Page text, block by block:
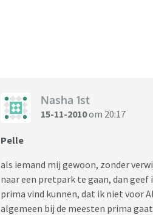
Nasha 1st
15-11-2010om 20:17
Pelle
als iemand mij gewoon, zonder
naar een pretpark te gaan, dan
prima vind kunnen, dat ik niet voor
algemeen bij de meesten prima